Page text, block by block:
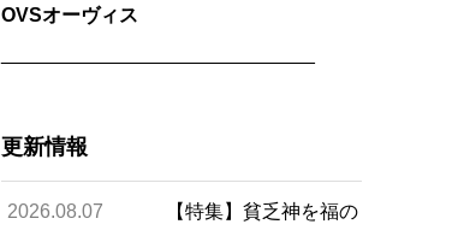
OVSオーヴィス
更新情報
2026.08.07 【特集】貧乏神を福の